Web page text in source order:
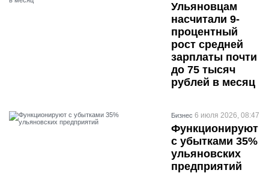
Ульяновцам
насчитали 9-
процентный
рост средней
зарплаты почти
до 75 тысяч
рублей в месяц
Бизнес 6 июля 2026, 08:47
Функционируют
с убытками 35%
ульяновских
предприятий